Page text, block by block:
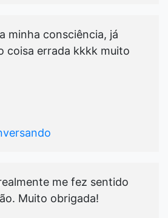
minha consciência, já
coisa errada kkkk muito
me fez sentido
Muito obrigada!